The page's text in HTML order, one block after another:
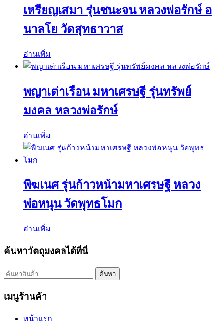
เหรียญเสมา รุ่นชนะจน หลวงพ่อรักษ์ อ
นาลโย วัดสุทธาวาส
อ่านเพิ่ม
พญาเต่าเรือน มหาเศรษฐี รุ่นทรัพย์
มงคล หลวงพ่อรักษ์
อ่านเพิ่ม
พิฆเนศ รุ่นก้าวหน้ามหาเศรษฐี หลวง
พ่อหนุน วัดพุทธโมก
อ่านเพิ่ม
ค้นหาวัตถุมงคลได้ที่นี่
ค้นหา: ค้นหา
เมนูร้านค้า
หน้าแรก